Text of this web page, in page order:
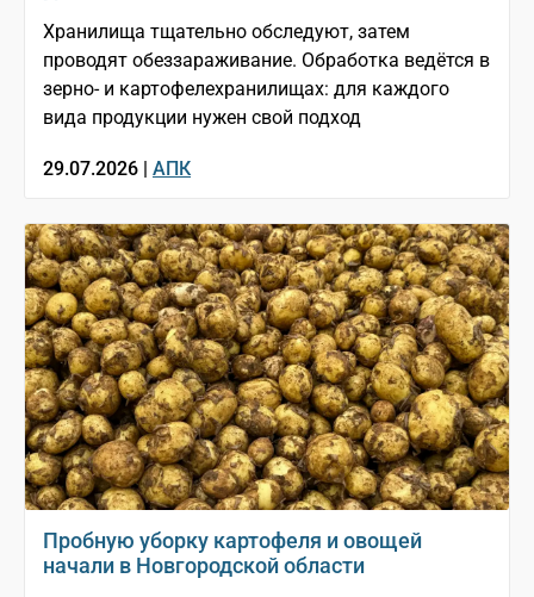
Хранилища тщательно обследуют, затем
проводят обеззараживание. Обработка ведётся в
зерно- и картофелехранилищах: для каждого
вида продукции нужен свой подход
29.07.2026 | АПК
Пробную уборку картофеля и овощей
начали в Новгородской области